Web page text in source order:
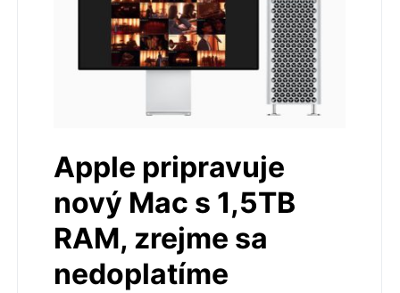
Apple pripravuje
nový Mac s 1,5TB
RAM, zrejme sa
nedoplatíme